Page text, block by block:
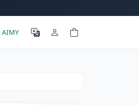
AIMY